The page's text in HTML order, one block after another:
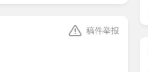
稿件举报